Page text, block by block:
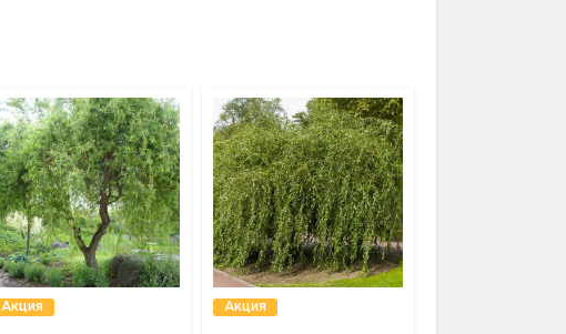
Акция Акция